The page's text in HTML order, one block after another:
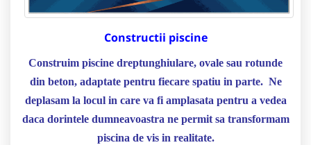
Constructii piscine
Construim piscine dreptunghiulare, ovale sau rotunde
din beton, adaptate pentru fiecare spatiu in parte. Ne
deplasam la locul in care va fi amplasata pentru a vedea
daca dorintele dumneavoastra ne permit sa transformam
piscina de vis in realitate.